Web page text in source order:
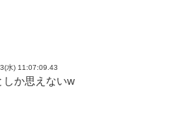
水) 11:07:09.43
しか思えないw